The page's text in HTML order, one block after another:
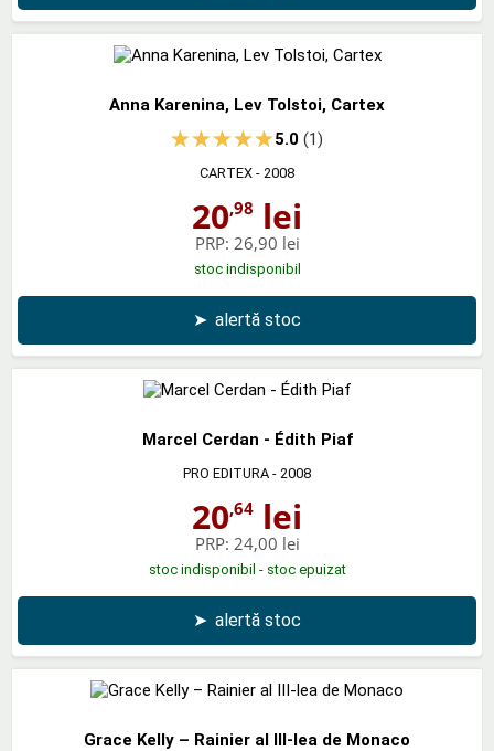
Anna Karenina, Lev Tolstoi, Cartex
5.0(1)
CARTEX - 2008
20,98 lei
PRP: 26,90 lei
stoc indisponibil
➤ alertă stoc
Marcel Cerdan - Édith Piaf
PRO EDITURA - 2008
20,64 lei
PRP: 24,00 lei
stoc indisponibil - stoc epuizat
➤ alertă stoc
Grace Kelly – Rainier al III-lea de Monaco